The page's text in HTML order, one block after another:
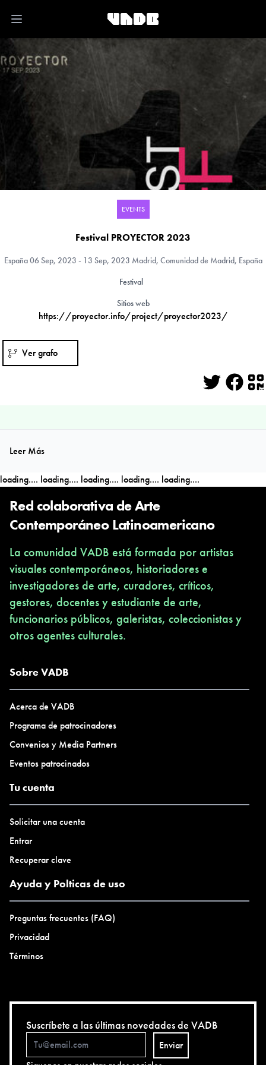
Open main menu
EVENTS
Festival PROYECTOR 2023
España06 Sep, 2023 - 13 Sep, 2023 Madrid, Comunidad de Madrid, España
Festival
Sitios web
https://proyector.info/project/proyector2023/
Ver grafo
Leer Más
loading.... loading.... loading.... loading.... loading....
Red colaborativa de Arte
Contemporáneo Latinoamericano
La comunidad VADB está formada por artistas
visuales contemporáneos, historiadores e
investigadores de arte, curadores, críticos,
gestores, docentes y estudiante de arte,
funcionarios públicos, galeristas, coleccionistas y
otros agentes culturales.
Sobre VADB
Acerca de VADB
Programa de patrocinadores
Convenios y Media Partners
Eventos patrocinados
Tu cuenta
Solicitar una cuenta
Entrar
Recuperar clave
Ayuda y Polticas de uso
Preguntas frecuentes (FAQ)
Privacidad
Términos
Suscríbete a las últimas novedades de VADB
Enviar